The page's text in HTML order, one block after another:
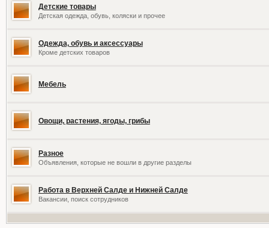
Детские товары
Детская одежда, обувь, коляски и прочее
Одежда, обувь и аксессуары
Кроме детских товаров
Мебель
Овощи, растения, ягоды, грибы
Разное
Объявления, которые не вошли в другие разделы
Работа в Верхней Салде и Нижней Салде
Вакансии, поиск сотрудников